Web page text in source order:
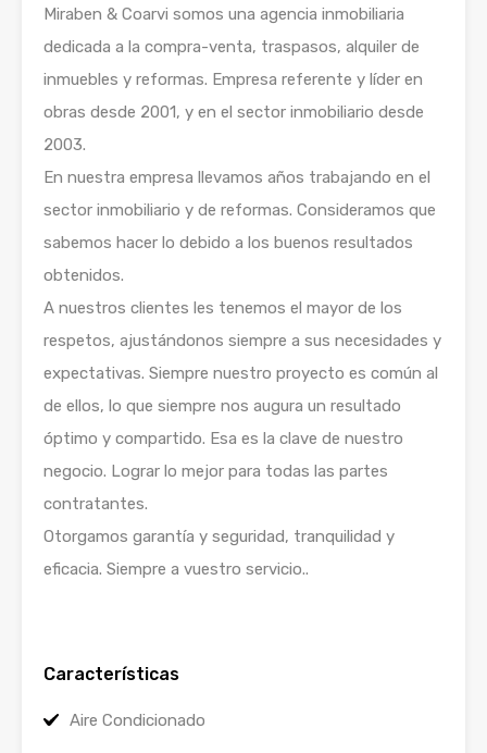
Miraben & Coarvi somos una agencia inmobiliaria
dedicada a la compra-venta, traspasos, alquiler de
inmuebles y reformas. Empresa referente y líder en
obras desde 2001, y en el sector inmobiliario desde
2003.
En nuestra empresa llevamos años trabajando en el
sector inmobiliario y de reformas. Consideramos que
sabemos hacer lo debido a los buenos resultados
obtenidos.
A nuestros clientes les tenemos el mayor de los
respetos, ajustándonos siempre a sus necesidades y
expectativas. Siempre nuestro proyecto es común al
de ellos, lo que siempre nos augura un resultado
óptimo y compartido. Esa es la clave de nuestro
negocio. Lograr lo mejor para todas las partes
contratantes.
Otorgamos garantía y seguridad, tranquilidad y
eficacia. Siempre a vuestro servicio..
Características
Aire Condicionado